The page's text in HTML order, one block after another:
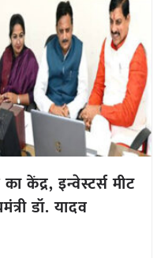
केंद्र, इन्वेस्टर्स मीट
डॉ. यादव